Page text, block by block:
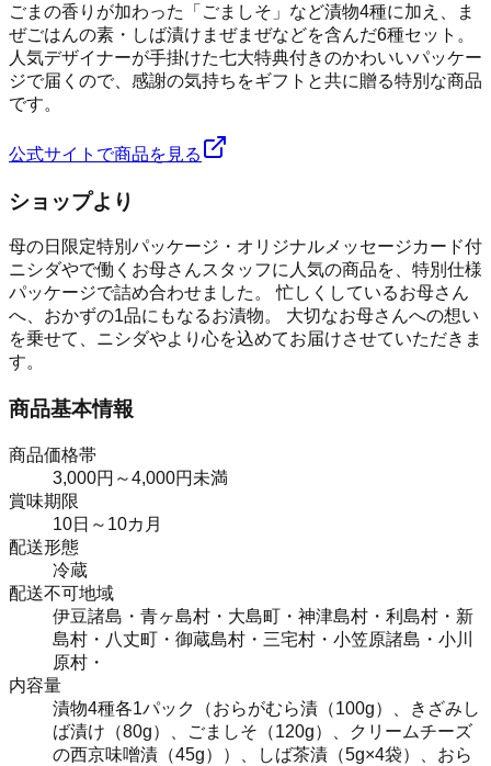
ごまの香りが加わった「ごましそ」など漬物4種に加え、ま
ぜごはんの素・しば漬けまぜまぜなどを含んだ6種セット。
人気デザイナーが手掛けた七大特典付きのかわいいパッケー
ジで届くので、感謝の気持ちをギフトと共に贈る特別な商品
です。
公式サイトで商品を見る
ショップより
母の日限定特別パッケージ・オリジナルメッセージカード付
ニシダやで働くお母さんスタッフに人気の商品を、特別仕様
パッケージで詰め合わせました。 忙しくしているお母さん
へ、おかずの1品にもなるお漬物。 大切なお母さんへの想い
を乗せて、ニシダやより心を込めてお届けさせていただきま
す。
商品基本情報
商品価格帯
3,000円～4,000円未満
賞味期限
10日～10カ月
配送形態
冷蔵
配送不可地域
伊豆諸島・青ヶ島村・大島町・神津島村・利島村・新
島村・八丈町・御蔵島村・三宅村・小笠原諸島・小川
原村・
内容量
漬物4種各1パック（おらがむら漬（100g）、きざみし
ば漬け（80g）、ごましそ（120g）、クリームチーズ
の西京味噌漬（45g））、しば茶漬（5g×4袋）、おら